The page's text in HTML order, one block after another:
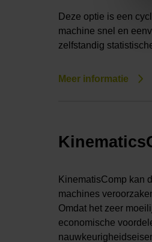
Deze optie is een
machine snel en
zelfstandig
Meer informatie
KinematisComp kan
machines
Omdat het zeer
economische